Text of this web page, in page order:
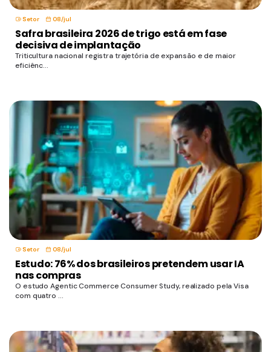
Setor 08/jul
Safra brasileira 2026 de trigo está em fase
decisiva de implantação
Triticultura nacional registra trajetória de expansão e de maior
eficiênc...
Setor 08/jul
Estudo: 76% dos brasileiros pretendem usar IA
nas compras
O estudo Agentic Commerce Consumer Study, realizado pela Visa
com quatro ...